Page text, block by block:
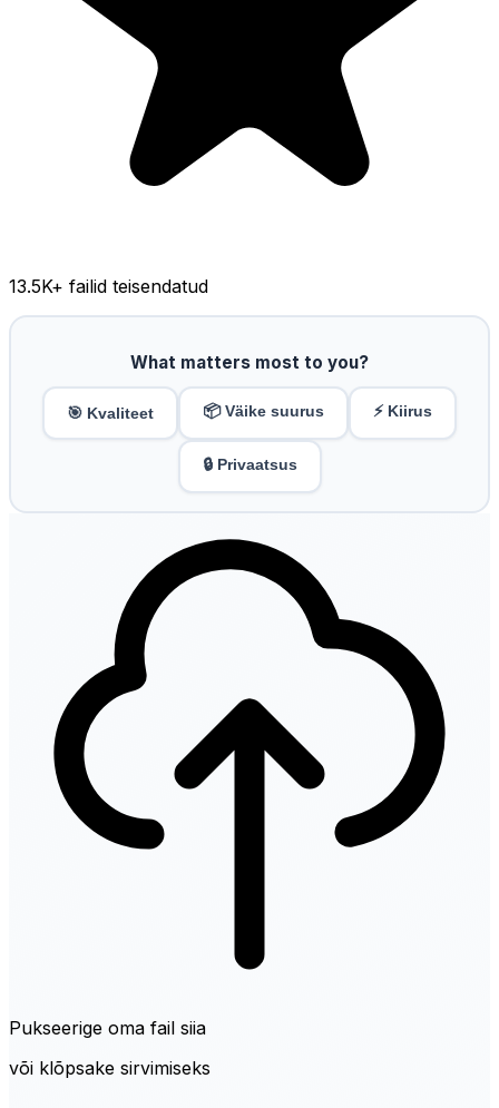
13.5K+ failid teisendatud
What matters most to you?
🎯 Kvaliteet 📦 Väike suurus ⚡ Kiirus
🔒 Privaatsus
Pukseerige oma fail siia
või klõpsake sirvimiseks